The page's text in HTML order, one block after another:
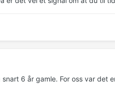
6 år gamle. For oss var det